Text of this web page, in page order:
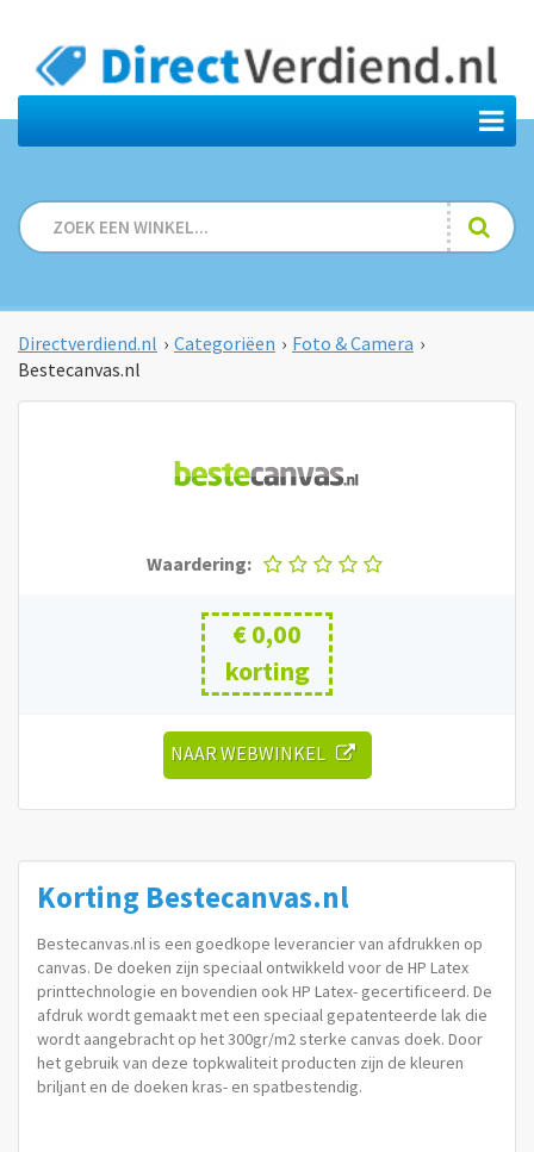
Directverdiend.nl › Categoriëen › Foto & Camera ›
Bestecanvas.nl
Waardering:
€ 0,00
korting
NAAR WEBWINKEL
Korting Bestecanvas.nl
Bestecanvas.nl is een goedkope leverancier van afdrukken op
canvas. De doeken zijn speciaal ontwikkeld voor de HP Latex
printtechnologie en bovendien ook HP Latex- gecertificeerd. De
afdruk wordt gemaakt met een speciaal gepatenteerde lak die
wordt aangebracht op het 300gr/m2 sterke canvas doek. Door
het gebruik van deze topkwaliteit producten zijn de kleuren
briljant en de doeken kras- en spatbestendig.